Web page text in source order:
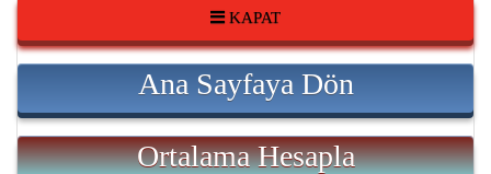
KAPAT
Ana Sayfaya Dön
Ortalama Hesapla